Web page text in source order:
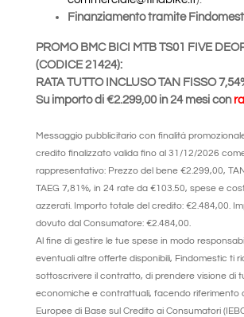
Finanziamento tramite
PROMO BMC BICI MTB TS01 FIVE
(CODICE 21424):
RATA TUTTO INCLUSO TAN FISSO
Su importo di €2.299,00 in 24 mesi con
Messaggio pubblicitario con finalità
credito finalizzato valida fino al 31/12/2026
rappresentativo: Prezzo del bene €2.299,00,
TAEG 7,81%, in 24 rate da €103.50, spese e
azzerati. Importo totale del credito: €2.484,00.
dovuto dal Consumatore: €2.484,00.
Al fine di gestire le tue spese in modo
eventuali altre offerte disponibili, Findomestic ti
sottoscrivere il contratto, di prendere visione di
economiche e contrattuali, facendo riferimento
Europee di Base sul Credito ai Consumatori